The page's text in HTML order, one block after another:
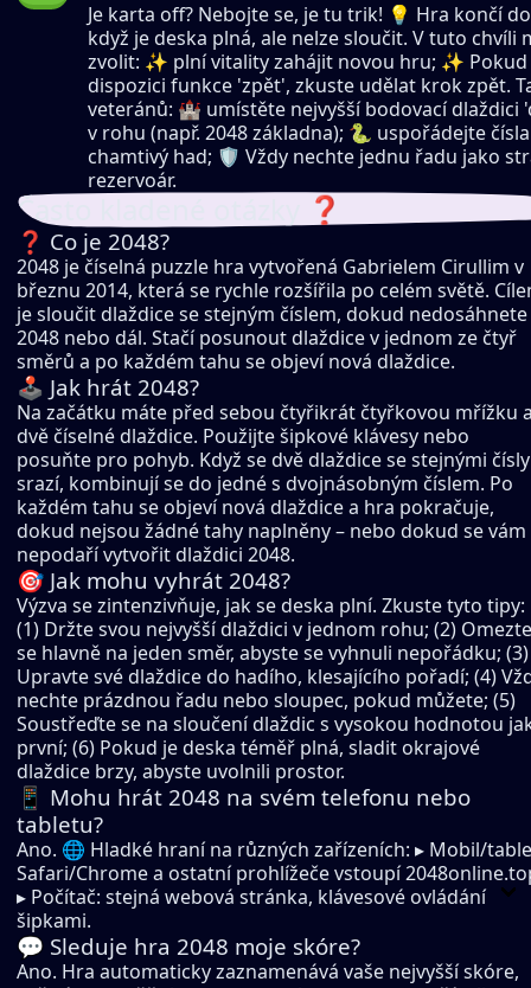
Je karta off? Nebojte se, je tu trik! 💡 Hra končí
když je deska plná, ale nelze sloučit. V tuto chvíli
zvolit: ✨ plní vitality zahájit novou hru; ✨ Pokud
dispozici funkce 'zpět', zkuste udělat krok zpět.
veteránů: 🏰 umístěte nejvyšší bodovací dlaždici
v rohu (např. 2048 základna); 🐍 uspořádejte
chamtivý had; 🛡️ Vždy nechte jednu řadu jako
rezervoár.
Často kladené otázky ❓
❓ Co je 2048?
2048 je číselná puzzle hra vytvořená Gabrielem Cirullim v
březnu 2014, která se rychle rozšířila po celém světě.
je sloučit dlaždice se stejným číslem, dokud nedosáhnete
2048 nebo dál. Stačí posunout dlaždice v jednom ze čtyř
směrů a po každém tahu se objeví nová dlaždice.
🕹️ Jak hrát 2048?
Na začátku máte před sebou čtyřikrát čtyřkovou mřížku
dvě číselné dlaždice. Použijte šipkové klávesy nebo
posuňte pro pohyb. Když se dvě dlaždice se stejnými čísly
srazí, kombinují se do jedné s dvojnásobným číslem. Po
každém tahu se objeví nová dlaždice a hra pokračuje,
dokud nejsou žádné tahy naplněny – nebo dokud se vám
nepodaří vytvořit dlaždici 2048.
🎯 Jak mohu vyhrát 2048?
Výzva se zintenzivňuje, jak se deska plní. Zkuste tyto tipy:
(1) Držte svou nejvyšší dlaždici v jednom rohu; (2) Omezte
se hlavně na jeden směr, abyste se vyhnuli nepořádku; (3)
Upravte své dlaždice do hadího, klesajícího pořadí; (4)
nechte prázdnou řadu nebo sloupec, pokud můžete; (5)
Soustřeďte se na sloučení dlaždic s vysokou hodnotou
první; (6) Pokud je deska téměř plná, sladit okrajové
dlaždice brzy, abyste uvolnili prostor.
📱 Mohu hrát 2048 na svém telefonu nebo
tabletu?
Ano. 🌐 Hladké hraní na různých zařízeních: ▸ Mobil/
Safari/Chrome a ostatní prohlížeče vstoupí
▸ Počítač: stejná webová stránka, klávesové ovládání
šipkami.
💬 Sleduje hra 2048 moje skóre?
Ano. Hra automaticky zaznamenává vaše nejvyšší skóre,